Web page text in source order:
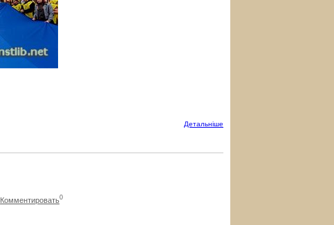
Детальнiше
Комментировать0